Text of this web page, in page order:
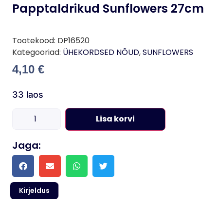
Papptaldrikud Sunflowers 27cm
Tootekood: DP16520
Kategooriad: ÜHEKORDSED NÕUD,SUNFLOWERS
4,10 €
33 laos
Lisa korvi
Jaga:
Kirjeldus